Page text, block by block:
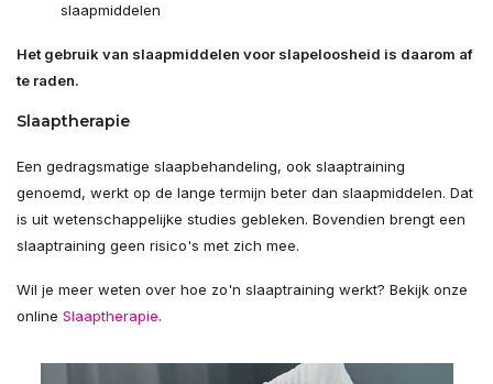
slaapmiddelen
Het gebruik van slaapmiddelen voor slapeloosheid is daarom af
te raden.
Slaaptherapie
Een gedragsmatige slaapbehandeling, ook slaaptraining
genoemd, werkt op de lange termijn beter dan slaapmiddelen. Dat
is uit wetenschappelijke studies gebleken. Bovendien brengt een
slaaptraining geen risico's met zich mee.
Wil je meer weten over hoe zo'n slaaptraining werkt? Bekijk onze
online Slaaptherapie.